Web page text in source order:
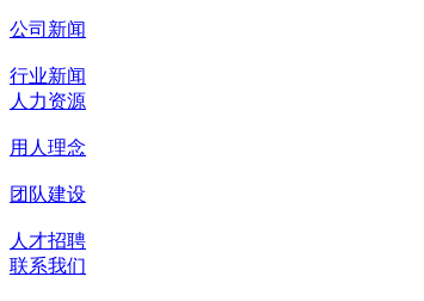
公司新闻
行业新闻
人力资源
用人理念
团队建设
人才招聘
联系我们